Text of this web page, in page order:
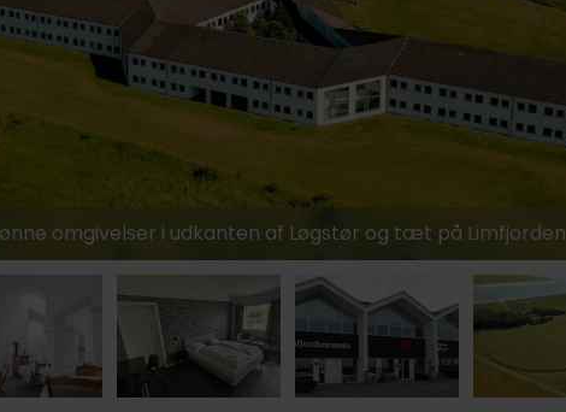
omgivelser i udkanten af Løgstør og tæt på Limfjorden
799,-